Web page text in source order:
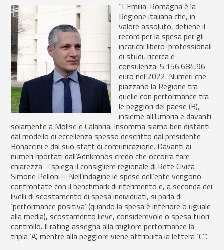
“L’Emilia-Romagna è la
Regione italiana che, in
valore assoluto, detiene il
record per la spesa per gli
incarichi libero-professionali
di studi, ricerca e
consulenza: 5.156.684,96
euro nel 2022. Numeri che
piazzano la Regione tra
quelle con performance tra
le peggiori del paese (B),
insieme all’Umbria e davanti
solamente a Molise e Calabria. Insomma siamo ben distanti
dal modello di eccellenza spesso descritto dal presidente
Bonaccini e dal suo staff di comunicazione. Davanti ai
numeri riportati dall’Adnkronos credo che occorra fare
chiarezza – spiega il consigliere regionale di Rete Civica
Simone Pelloni -. Nell’indagine le spese dell’ente vengono
confrontate con il benchmark di riferimento e, a seconda dei
livelli di scostamento di spesa individuati, si parla di
‘performance positiva’ (quando la spesa è inferiore o uguale
alla media), scostamento lieve, considerevole o spesa fuori
controllo. Il rating assegna alla migliore performance la
tripla ‘A’, mentre alla peggiore viene attribuita la lettera ‘C’”.